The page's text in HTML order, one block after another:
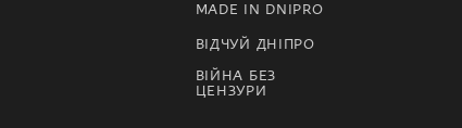
MADE IN DNIPRO
ВІДЧУЙ ДНІПРО
ВІЙНА БЕЗ
ЦЕНЗУРИ